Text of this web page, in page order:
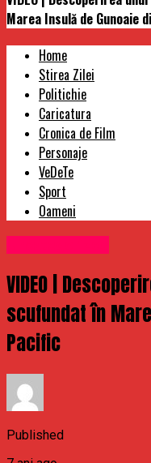
Marea Insulă de Gunoaie
Home
Stirea Zilei
Politichie
Caricatura
Cronica de Film
Personaje
VeDeTe
Sport
Oameni
VIDEO |
scufundat în
Pacific
Published